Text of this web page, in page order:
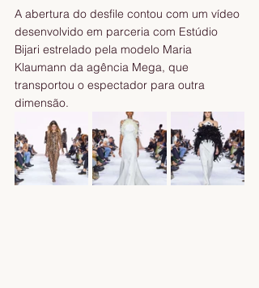
A abertura do desfile contou com um vídeo
desenvolvido em parceria com Estúdio
Bijari estrelado pela modelo Maria
Klaumann da agência Mega, que
transportou o espectador para outra
dimensão.